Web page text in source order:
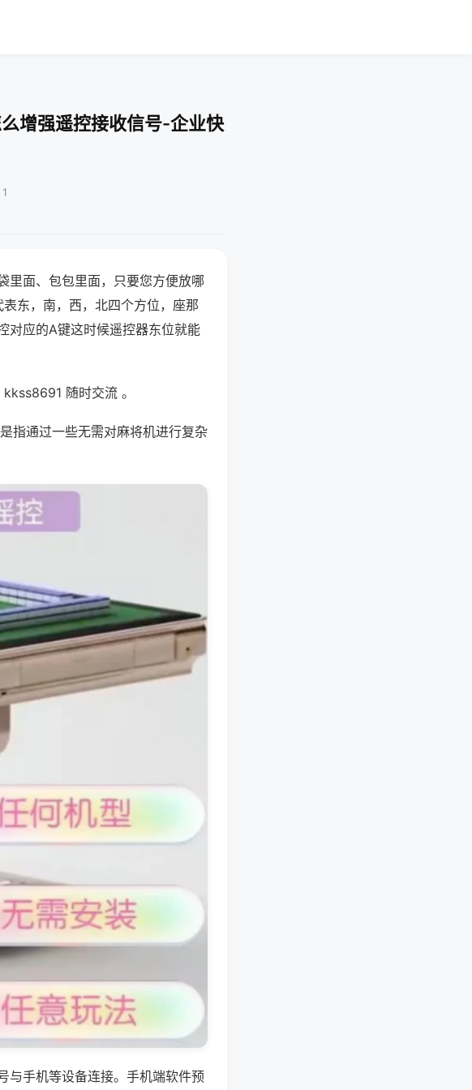
增强遥控接收信号-企业快
里面、包包里面，只要您方便放哪
东，南，西，北四个方位，座那
对应的A键这时候遥控器东位就能
随时交流 。
指通过一些无需对麻将机进行复杂
与手机等设备连接。手机端软件预